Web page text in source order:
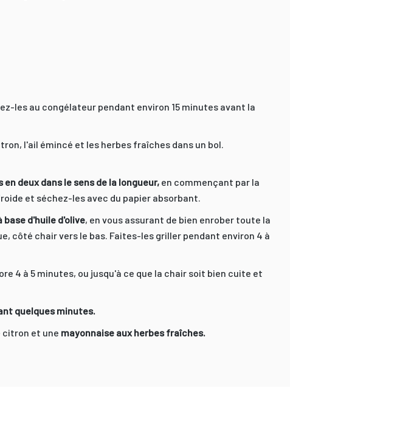
les au congélateur pendant environ 15 minutes avant la
l'ail émincé et les herbes fraîches dans un bol.
deux dans le sens de la longueur, en commençant par la
et séchez-les avec du papier absorbant.
d'huile d'olive, en vous assurant de bien enrober toute la
côté chair vers le bas. Faites-les griller pendant environ 4 à
4 à 5 minutes, ou jusqu'à ce que la chair soit bien cuite et
quelques minutes.
citron et une mayonnaise aux herbes fraîches.